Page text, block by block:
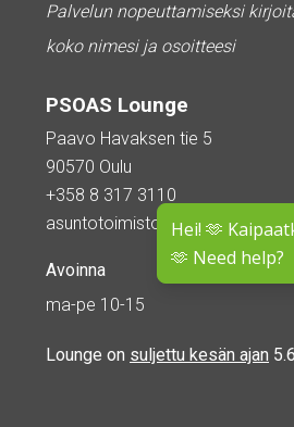
Hei! 🫶
🫶 Need help?
Palvelun nopeuttamiseksi
koko nimesi ja osoitteesi
PSOAS Lounge
Paavo Havaksen tie 5
90570 Oulu
+358 8 317 3110
asuntotoimisto@psoas.fi
Avoinna
ma-pe 10-15
Lounge on suljettu kesän ajan